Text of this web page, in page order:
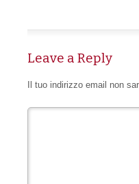
Leave a Reply
Il tuo indirizzo email non